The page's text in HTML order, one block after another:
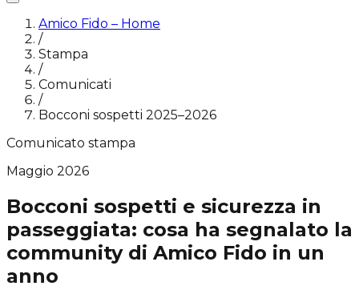
Amico Fido – Home
/
Stampa
/
Comunicati
/
Bocconi sospetti 2025–2026
Comunicato stampa
Maggio 2026
Bocconi sospetti e sicurezza in
passeggiata: cosa ha segnalato la
community di Amico Fido in un
anno